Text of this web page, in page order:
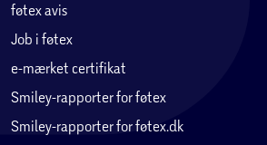
føtex avis
Job i føtex
e-mærket certifikat
Smiley-rapporter for føtex
Smiley-rapporter for føtex.dk